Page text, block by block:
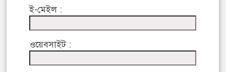
ই-মেইল :
ওয়েবসাইট :